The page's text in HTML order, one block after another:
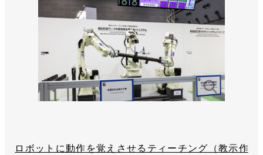
ロボットに動作を覚えさせるティーチング（教示作